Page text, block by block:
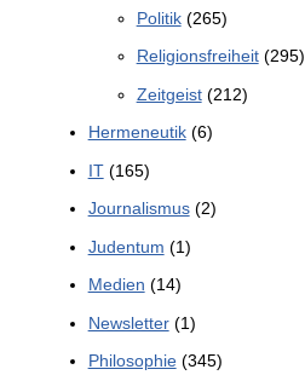
Politik(265)
Religionsfreiheit(295)
Zeitgeist(212)
Hermeneutik(6)
IT(165)
Journalismus(2)
Judentum (1)
Medien (14)
Newsletter(1)
Philosophie(345)